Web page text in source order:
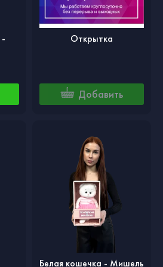
Открытка
Добавить
Белая кошечка - Мишель